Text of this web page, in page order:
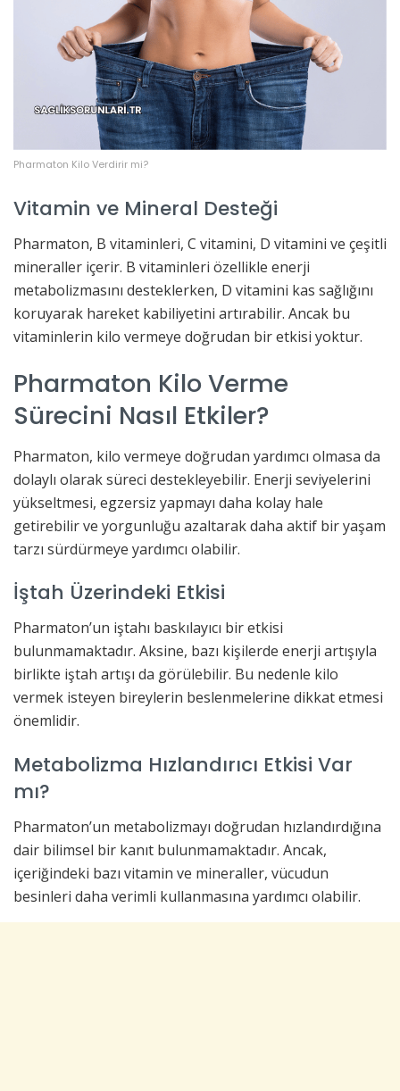
Pharmaton Kilo Verdirir mi?
Vitamin ve Mineral Desteği
Pharmaton, B vitaminleri, C vitamini, D vitamini ve çeşitli
mineraller içerir. B vitaminleri özellikle enerji
metabolizmasını desteklerken, D vitamini kas sağlığını
koruyarak hareket kabiliyetini artırabilir. Ancak bu
vitaminlerin kilo vermeye doğrudan bir etkisi yoktur.
Pharmaton Kilo Verme
Sürecini Nasıl Etkiler?
Pharmaton, kilo vermeye doğrudan yardımcı olmasa da
dolaylı olarak süreci destekleyebilir. Enerji seviyelerini
yükseltmesi, egzersiz yapmayı daha kolay hale
getirebilir ve yorgunluğu azaltarak daha aktif bir yaşam
tarzı sürdürmeye yardımcı olabilir.
İştah Üzerindeki Etkisi
Pharmaton’un iştahı baskılayıcı bir etkisi
bulunmamaktadır. Aksine, bazı kişilerde enerji artışıyla
birlikte iştah artışı da görülebilir. Bu nedenle kilo
vermek isteyen bireylerin beslenmelerine dikkat etmesi
önemlidir.
Metabolizma Hızlandırıcı Etkisi Var
mı?
Pharmaton’un metabolizmayı doğrudan hızlandırdığına
dair bilimsel bir kanıt bulunmamaktadır. Ancak,
içeriğindeki bazı vitamin ve mineraller, vücudun
besinleri daha verimli kullanmasına yardımcı olabilir.